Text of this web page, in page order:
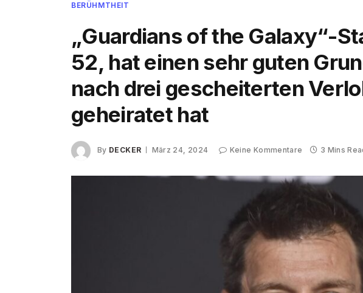
BERÜHMTHEIT
„Guardians of the Galaxy“-
52, hat einen sehr guten
nach drei gescheiterten
geheiratet hat
By DECKER März 24, 2024 Keine Kommentare 3 Mins